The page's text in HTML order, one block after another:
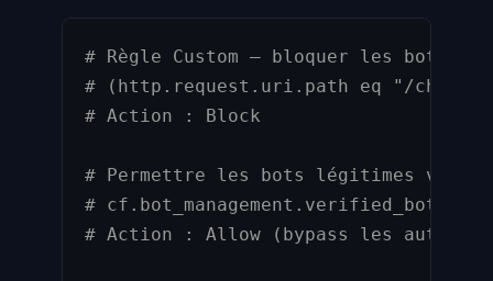
# Règle Custom — bloquer les bots
# (http.request.uri.path eq "/
# Action : Block
# Permettre les bots légitimes
# cf.bot_management.verified_bot eq
# Action : Allow (bypass les autres